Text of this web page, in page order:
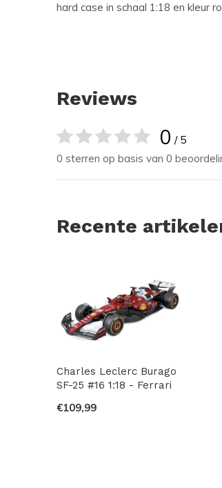
hard case in schaal 1:18 en kleur
Reviews
0 / 5
0 sterren op basis van 0
Recente
Charles Leclerc Burago
SF-25 #16 1:18 - Ferrari
€109,99